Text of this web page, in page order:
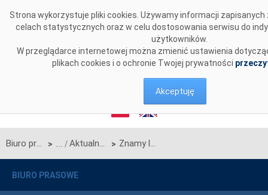
Strona wykorzystuje pliki cookies. Używamy informacji zapisanych
celach statystycznych oraz w celu dostosowania serwisu do
użytkowników.
W przeglądarce internetowej można zmienić ustawienia
plikach cookies i o ochronie Twojej prywatności
Akceptuję
Biuro prasowe > Aktualności > Znamy laureatów 8. edycji programu Wzmocnij Swoje Otoczenie!
BIURO PRASOWE